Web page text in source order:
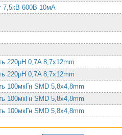
7,5кВ 600В 10мА
220μH 0,7A 8,7x12mm
220μH 0,7A 8,7x12mm
100мкГн SMD 5,8x4,8mm
100мкГн SMD 5,8x4,8mm
100мкГн SMD 5,8x4,8mm